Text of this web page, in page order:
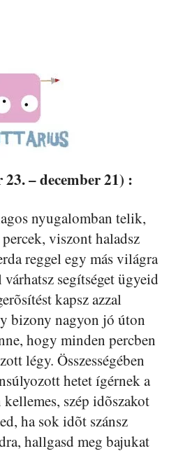
– december 21) :
nyugalomban telik,
viszont haladsz
reggel egy más világra
segítséget ügyeid
kapsz azzal
bizony nagyon jó úton
hogy minden percben
légy. Összességében
hetet ígérnek a
szép idõszakot
ha sok idõt szánsz
hallgasd meg bajukat